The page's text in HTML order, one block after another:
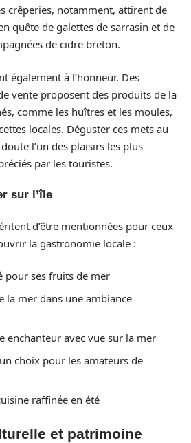
crêperies, notamment, attirent de
quête de galettes de sarrasin et de
de cidre breton.
également à l’honneur. Des
vente proposent des produits de la
comme les huîtres et les moules,
locales. Déguster ces mets au
l’un des plaisirs les plus
par les touristes.
sur l’île
d’être mentionnées pour ceux
la gastronomie locale :
pour ses fruits de mer
la mer dans une ambiance
enchanteur avec vue sur la mer
choix pour les amateurs de
raffinée en été
et patrimoine